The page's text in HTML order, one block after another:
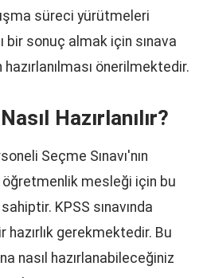
süreci yürütmeleri
bir sonuç almak için sınava
önerilmektedir.
Hazırlanılır?
Seçme Sınavı'nın
öğretmenlik mesleği için bu
KPSS sınavında
hazırlık gerekmektedir. Bu
nasıl hazırlanabileceğiniz